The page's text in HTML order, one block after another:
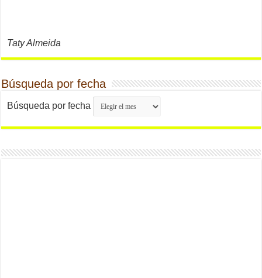
Taty Almeida
Búsqueda por fecha
Búsqueda por fecha